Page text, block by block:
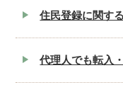
住民登録に関す
代理人でも転入